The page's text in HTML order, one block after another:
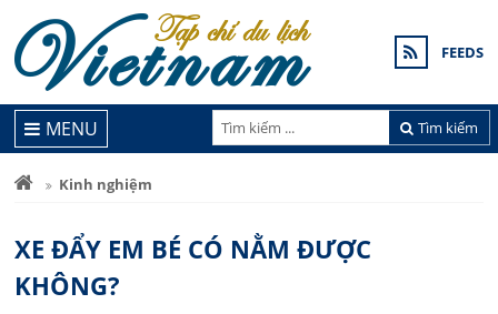
FEEDS
Tìm kiếm
MENU
Kinh nghiệm
XE ĐẨY EM BÉ CÓ NẰM ĐƯỢC
KHÔNG?